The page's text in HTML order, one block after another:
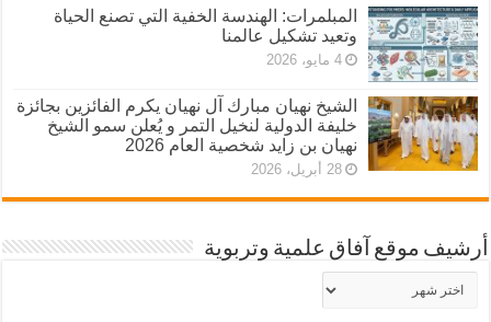
المبلمرات: الهندسة الخفية التي تصنع الحياة
وتعيد تشكيل عالمنا
4 مايو، 2026
الشيخ نهيان مبارك آل نهيان يكرم الفائزين بجائزة
خليفة الدولية لنخيل التمر و يُعلن سمو الشيخ
نهيان بن زايد شخصية العام 2026
28 أبريل، 2026
أرشيف موقع آفاق علمية وتربوية
أرشيف
موقع